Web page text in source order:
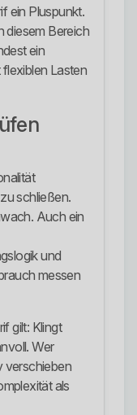
ein Pluspunkt.
diesem Bereich
ein
Lasten
schließen.
Auch ein
und
messen
gilt: Klingt
Wer
verschieben
als